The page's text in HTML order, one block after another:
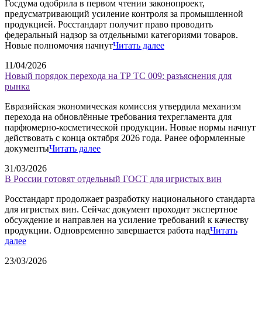
Госдума одобрила в первом чтении законопроект,
предусматривающий усиление контроля за промышленной
продукцией. Росстандарт получит право проводить
федеральный надзор за отдельными категориями товаров.
Новые полномочия начнутЧитать далее
11/04/2026
Новый порядок перехода на ТР ТС 009: разъяснения для
рынка
Евразийская экономическая комиссия утвердила механизм
перехода на обновлённые требования техрегламента для
парфюмерно-косметической продукции. Новые нормы начнут
действовать с конца октября 2026 года. Ранее оформленные
документыЧитать далее
31/03/2026
В России готовят отдельный ГОСТ для игристых вин
Росстандарт продолжает разработку национального стандарта
для игристых вин. Сейчас документ проходит экспертное
обсуждение и направлен на усиление требований к качеству
продукции. Одновременно завершается работа надЧитать
далее
23/03/2026